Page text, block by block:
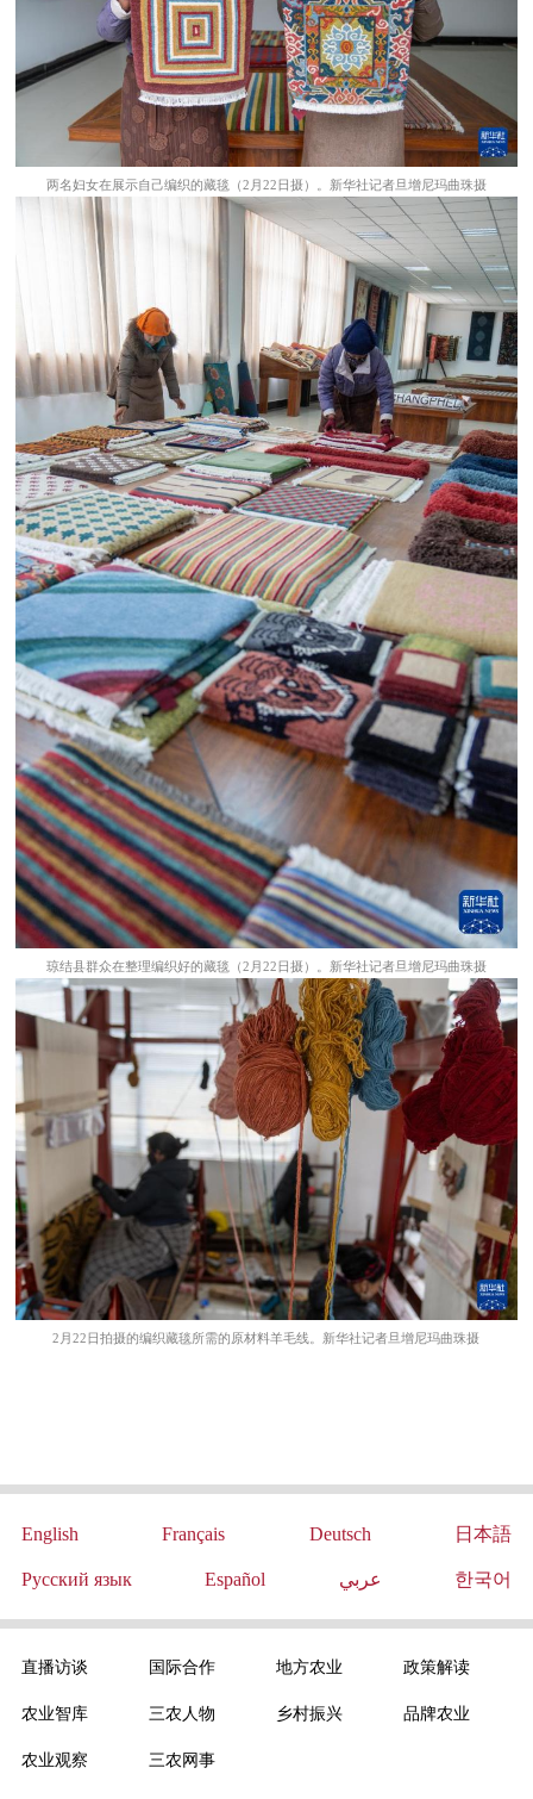
两名妇女在展示自己编织的藏毯（2月22日摄）。新华社记者旦增尼玛曲珠摄
琼结县群众在整理编织好的藏毯（2月22日摄）。新华社记者旦增尼玛曲珠摄
2月22日拍摄的编织藏毯所需的原材料羊毛线。新华社记者旦增尼玛曲珠摄
English Français Deutsch 日本語
Русский язык Español عربي 한국어
直播访谈 国际合作 地方农业 政策解读
农业智库 三农人物 乡村振兴 品牌农业
农业观察 三农网事